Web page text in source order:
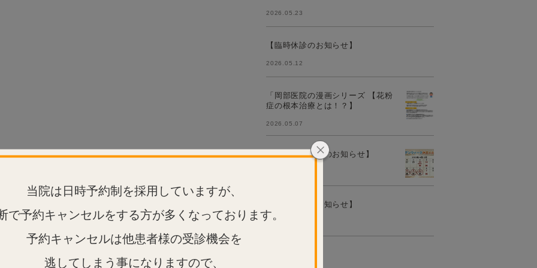
当院は日時予約制を採用していますが、
で予約キャンセルをする方が多くなっております。
予約キャンセルは他患者様の受診機会を
逃してしまう事になりますので、
2026.05.23
【臨時休診のお知らせ】
2026.05.12
「岡部医院の漫画シリーズ 【花粉
症の根本治療とは！？】
2026.05.07
【岡部医院からのお知らせ】
【臨時休診のお知らせ】
2026.03.26